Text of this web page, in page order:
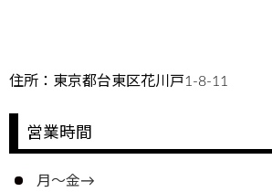
住所：東京都台東区花川戸1-8-11
営業時間
月～金→